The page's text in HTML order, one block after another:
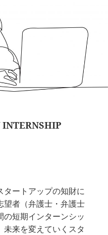
INTERNSHIP
タートアップの知財に
望者（弁護士・弁護士
短期インターンシッ
来を変えていくスタ